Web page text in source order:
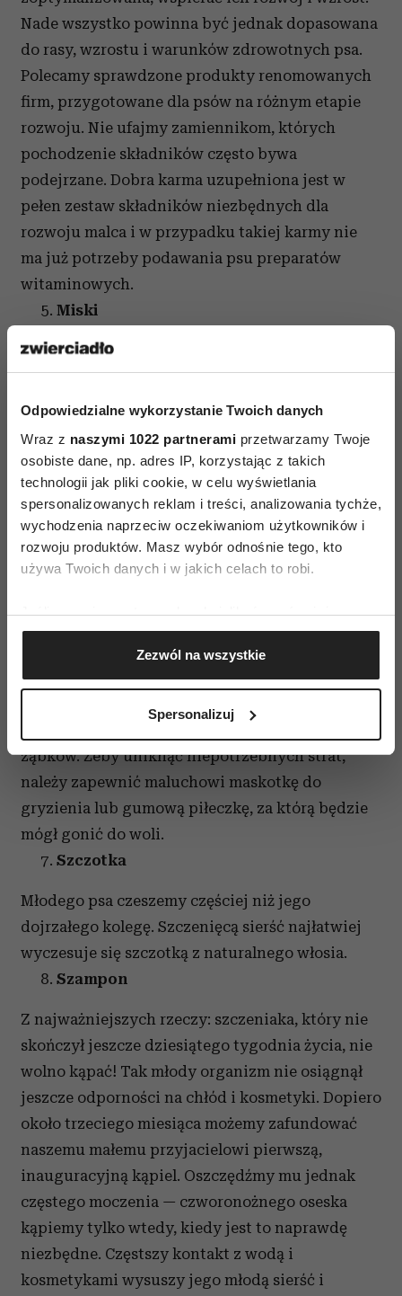
Odpowiedzialne wykorzystanie Twoich danych
Wraz z naszymi 1022 partnerami przetwarzamy Twoje
osobiste dane, np. adres IP, korzystając z takich
technologii jak pliki cookie, w celu wyświetlania
spersonalizowanych reklam i treści, analizowania tychże,
wychodzenia naprzeciw oczekiwaniom użytkowników i
rozwoju produktów. Masz wybór odnośnie tego, kto
używa Twoich danych i w jakich celach to robi.
Jeśli wyrazisz na to zgodę, chcielibyśmy również:
Gromadzić dane dotyczące Twojej lokalizacji
geograficznej z dokładnością nawet do kilku metrów
Identyfikować Twoje urządzenie, aktywnie
(fingerprinting, czyli wirtualny odcisk palca)
dane są przetwarzane oraz ustaw własne preferencje w
sekcji szczegółów . W Deklaracji plików cookie możesz
zmienić lub wycofać swoją zgodę w dowolnej chwili.
Wykorzystujemy pliki cookie do spersonalizowania treści
analizować ruch w naszej witrynie. Informacje o tym, jak
korzystasz z naszej witryny, udostępniamy partnerom
Partnerzy mogą połączyć te informacje z innymi danymi
otrzymanymi od Ciebie lub uzyskanymi podczas
Zezwól na wszystkie
Spersonalizuj
Nade wszystko powinna być jednak dopasowana
do rasy, wzrostu i warunków zdrowotnych psa.
Polecamy sprawdzone produkty renomowanych
firm, przygotowane dla psów na różnym etapie
rozwoju. Nie ufajmy zamiennikom, których
pochodzenie składników często bywa
podejrzane. Dobra karma uzupełniona jest w
pełen zestaw składników niezbędnych dla
rozwoju malca i w przypadku takiej karmy nie
ma już potrzeby podawania psu preparatów
witaminowych.
Miski
Jeżeli jedzenie, to i naczynie, do którego
będziemy je wsypywać, wymaga zakupu.
Zarówno młody, jak i dorosły pies potrzebuje
wodę. Nawet jeśli będzie nas kusiło, by kupić
naszemu milusińskiemu ceramiczną, bogato
zdobioną miseczkę, specjalista zawsze poleci
prostą, stalową. Dlaczego? To proste, naczynie
wykonane z tego materiału jest lżejsze, a więc
wygodniej i dokładniej się je myje.
Czym bawi się młodziutki pies? Naturalnie,
ząbków. Żeby uniknąć niepotrzebnych strat,
należy zapewnić maluchowi maskotkę do
gryzienia lub gumową piłeczkę, za którą będzie
mógł gonić do woli.
Szczotka
Młodego psa czeszemy częściej niż jego
dojrzałego kolegę. Szczenięcą sierść najłatwiej
wyczesuje się szczotką z naturalnego włosia.
Szampon
Z najważniejszych rzeczy: szczeniaka, który nie
skończył jeszcze dziesiątego tygodnia życia, nie
wolno kąpać! Tak młody organizm nie osiągnął
jeszcze odporności na chłód i kosmetyki. Dopiero
około trzeciego miesiąca możemy zafundować
naszemu małemu przyjacielowi pierwszą,
inauguracyjną kąpiel. Oszczędźmy mu jednak
częstego moczenia — czworonożnego oseska
kąpiemy tylko wtedy, kiedy jest to naprawdę
niezbędne. Częstszy kontakt z wodą i
kosmetykami wysuszy jego młodą sierść i